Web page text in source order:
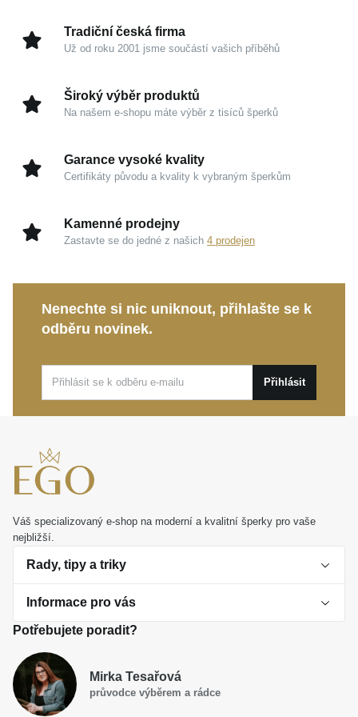
Kouzlo v detailech
trvalou estetickou i materiální hodnotu.
večerní světlo.
design vám umožní prsten snadno sladit s vašimi
dalšími oblíbenými doplňky.
hladké zpracování zajišťují absolutní komfort při
celodenním nošení.
také jako osobní dárek, který upřímně potěší. Nechte
ho s radostí vyprávět váš vlastní životní příběh.
Tradiční česká firma
Už od roku 2001 jsme součástí vašich příběhů
Široký výběr produktů
Na našem e-shopu máte výběr z tisíců šperků
Garance vysoké kvality
Certifikáty původu a kvality k vybraným šperkům
Kamenné prodejny
Zastavte se do jedné z našich 4 prodejen
Nenechte si nic uniknout, přihlašte se k
odběru novinek.
Přihlásit
Váš specializovaný e-shop na moderní a kvalitní šperky pro vaše
nejbližší.
Rady, tipy a triky
O perlách
Jak vybrat perlový šperk
Dárková inspirace
Smaltované a korálkové šperky jako trend
Informace pro vás
Obchodní podmínky
Reklamační řád
Potřebujete poradit?
Mirka Tesařová
průvodce výběrem a rádce